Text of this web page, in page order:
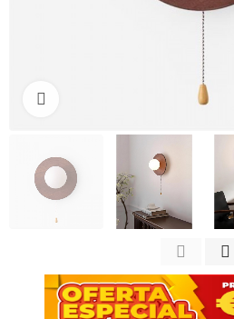
Haga clic para ampliar